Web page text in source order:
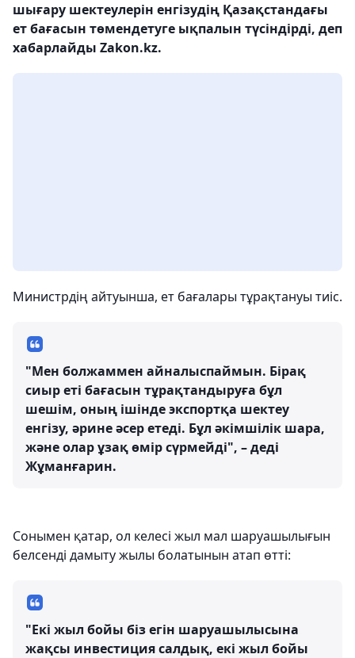
шығару шектеулерін енгізудің Қазақстандағы
ет бағасын төмендетуге ықпалын түсіндірді, деп
хабарлайды Zakon.kz.
Министрдің айтуынша, ет бағалары тұрақтануы тиіс.
"Мен болжаммен айналыспаймын. Бірақ
сиыр еті бағасын тұрақтандыруға бұл
шешім, оның ішінде экспортқа шектеу
енгізу, әрине әсер етеді. Бұл әкімшілік шара,
және олар ұзақ өмір сүрмейді", – деді
Жұманғарин.
Сонымен қатар, ол келесі жыл мал шаруашылығын
белсенді дамыту жылы болатынын атап өтті:
"Екі жыл бойы біз егін шаруашылысына
жақсы инвестиция салдық, екі жыл бойы